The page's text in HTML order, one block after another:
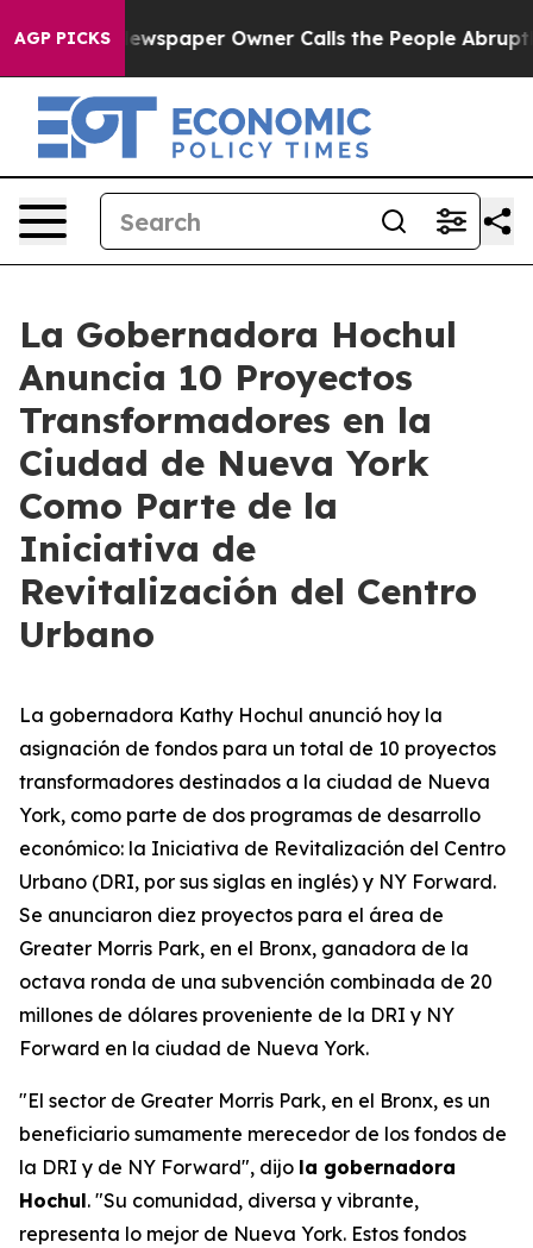
AGP PICKSOwner Calls the People Abruptly Laid off
La Gobernadora Hochul
Anuncia 10 Proyectos
Transformadores en la
Ciudad de Nueva York
Como Parte de la
Iniciativa de
Revitalización del Centro
Urbano
La gobernadora Kathy Hochul anunció hoy la
asignación de fondos para un total de 10 proyectos
transformadores destinados a la ciudad de Nueva
York, como parte de dos programas de desarrollo
económico: la Iniciativa de Revitalización del Centro
Urbano (DRI, por sus siglas en inglés) y NY Forward.
Se anunciaron diez proyectos para el área de
Greater Morris Park, en el Bronx, ganadora de la
octava ronda de una subvención combinada de 20
millones de dólares proveniente de la DRI y NY
Forward en la ciudad de Nueva York.
"El sector de Greater Morris Park, en el Bronx, es un
beneficiario sumamente merecedor de los fondos de
la DRI y de NY Forward", dijo la gobernadora
Hochul. "Su comunidad, diversa y vibrante,
representa lo mejor de Nueva York. Estos fondos